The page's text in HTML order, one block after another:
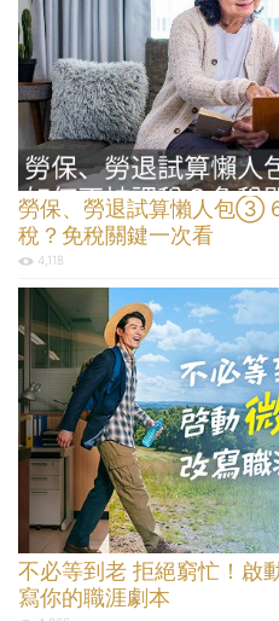
勞保、勞退試算懶人包③
稅？免稅關鍵一次看
4,118
不必等到老 拒絕窮忙！啟
寫你的職涯劇本